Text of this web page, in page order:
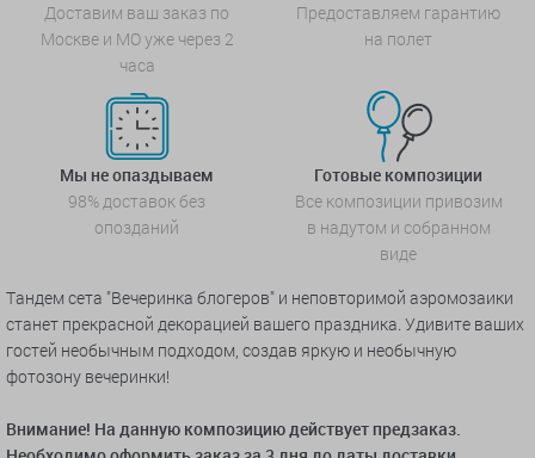
Доставим ваш заказ по
Москве и МО уже через 2
часа
Предоставляем гарантию
на полет
Мы не опаздываем
98% доставок без
опозданий
Готовые композиции
Все композиции привозим
в надутом и собранном
виде
Тандем сета "Вечеринка блогеров" и неповторимой аэромозаики
станет прекрасной декорацией вашего праздника. Удивите ваших
гостей необычным подходом, создав яркую и необычную
фотозону вечеринки!
Внимание! На данную композицию действует предзаказ.